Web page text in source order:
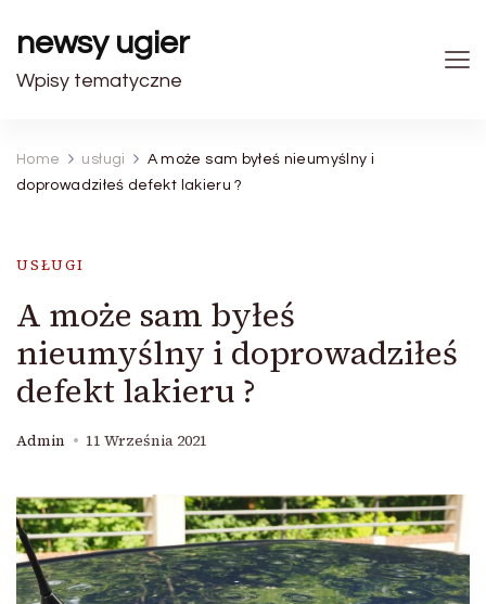
newsy ugier
Wpisy tematyczne
Home usługi
A może sam byłeś nieumyślny i
doprowadziłeś defekt lakieru ?
USŁUGI
A może sam byłeś
nieumyślny i doprowadziłeś
defekt lakieru ?
Admin 11 Września 2021